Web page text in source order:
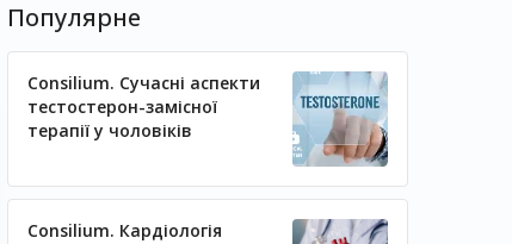
Популярне
Consilium. Сучасні аспекти
тестостерон-замісної
терапії у чоловіків
Consilium. Кардіологія